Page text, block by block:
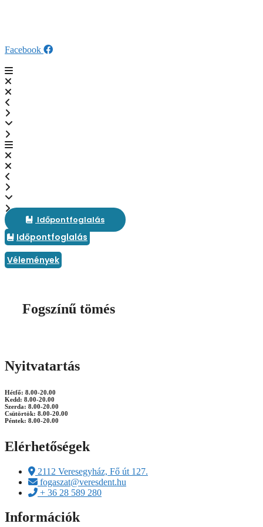
Facebook
Időpontfoglalás
Időpontfoglalás
Vélemények
Fogszínű tömés
Nyitvatartás
Hétfő: 8.00-20.00
Kedd: 8.00-20.00
Szerda: 8.00-20.00
Csütörtök: 8.00-20.00
Péntek: 8.00-20.00
Elérhetőségek
2112 Veresegyház, Fő út 127.
fogaszat@veresdent.hu
+ 36 28 589 280
Információk